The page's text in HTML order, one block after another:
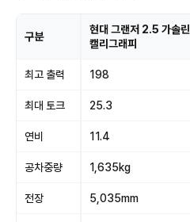
구분
현대 그랜저 2.5 가솔린
캘리그래피
최고 출력 198
최대 토크 25.3
연비 11.4
공차중량 1,635kg
전장 5,035mm